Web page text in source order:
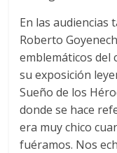
En las audiencias
Roberto
emblemáticos del
su exposición
Sueño de los
donde se hace
era muy chico
fuéramos. Nos